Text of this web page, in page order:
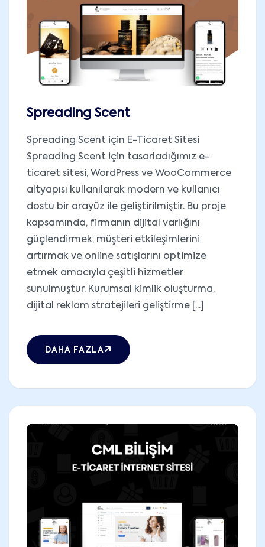
Spreading Scent
Spreading Scent için E-Ticaret Sitesi
Spreading Scent için tasarladığımız e-
ticaret sitesi, WordPress ve WooCommerce
altyapısı kullanılarak modern ve kullanıcı
dostu bir arayüz ile geliştirilmiştir. Bu proje
kapsamında, firmanın dijital varlığını
güçlendirmek, müşteri etkileşimlerini
artırmak ve online satışlarını optimize
etmek amacıyla çeşitli hizmetler
sunulmuştur. Kurumsal kimlik oluşturma,
dijital reklam stratejileri geliştirme [...]
DAHA FAZLA